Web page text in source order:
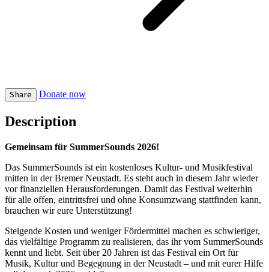
Share Donate now
Description
Gemeinsam für SummerSounds 2026!
Das SummerSounds ist ein kostenloses Kultur- und Musikfestival
mitten in der Bremer Neustadt. Es steht auch in diesem Jahr wieder
vor finanziellen Herausforderungen. Damit das Festival weiterhin
für alle offen, eintrittsfrei und ohne Konsumzwang stattfinden kann,
brauchen wir eure Unterstützung!
Steigende Kosten und weniger Fördermittel machen es schwieriger,
das vielfältige Programm zu realisieren, das ihr vom SummerSounds
kennt und liebt. Seit über 20 Jahren ist das Festival ein Ort für
Musik, Kultur und Begegnung in der Neustadt – und mit eurer Hilfe